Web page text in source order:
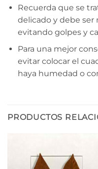
Recuerda que se
delicado y debe
evitando golpes y
Para una mejor
evitar colocar el
haya humedad o
PRODUCTOS